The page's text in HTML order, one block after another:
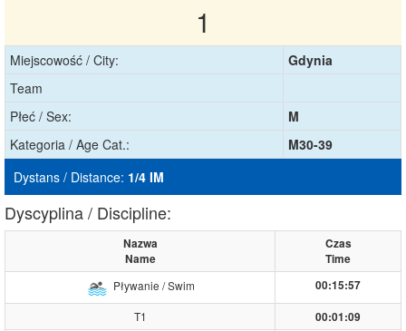
1
Miejscowość / City:
Gdynia
Team
Płeć / Sex:
M
Kategoria / Age Cat.:
M30-39
Dystans / Distance: 1/4 IM
Dyscyplina / Discipline:
Nazwa
Name
Czas
Time
Pływanie / Swim
00:15:57
T1
00:01:09